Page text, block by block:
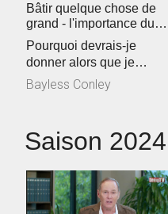
Bâtir quelque chose de
grand - l'importance du
don
Pourquoi devrais-je
donner alors que je
n'arrive pas à joindre les
deux bouts ?...
Bayless Conley
Saison 2024